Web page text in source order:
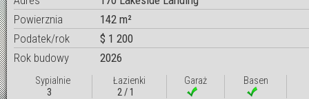
Powierznia
142 m²
Podatek/rok
$ 1 200
Rok budowy
2026
Sypialnie
3
Łazienki
2 / 1
Garaż Basen